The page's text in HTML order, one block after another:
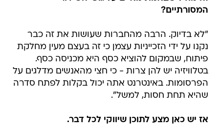
המסורתיים?
"לא בדיוק. הרבה מהחברות שעושות את זה כבר
נקנו על ידי הזכייניות עצמן כי זה בעצם מעין מחלקת
פיתוח, שבמקום להוציא כסף היא מכניסה כסף.
בטלוויזיה יש להן צרות - כי חצי מהאנשים מדלגים על
הפרסומות. באינטרנט אתה יכול בקלות לפתח סדרה
שהיא תחת חסות, למשל".
אז יש כאן מצע לתוכן שיווקי לכל דבר.